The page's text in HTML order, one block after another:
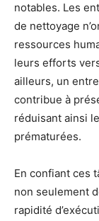
notables. Les
de nettoyage
ressources
leurs efforts
ailleurs, un
contribue à
réduisant ainsi
prématurées.
En confiant ces
non seulement
rapidité